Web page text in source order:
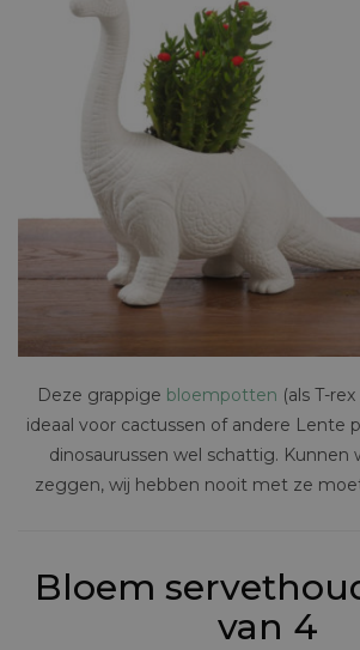
Deze grappige bloempotten (als T-
ideaal voor cactussen of andere Lente
dinosaurussen wel schattig. Kunnen
zeggen, wij hebben nooit met ze
Bloem
van 4